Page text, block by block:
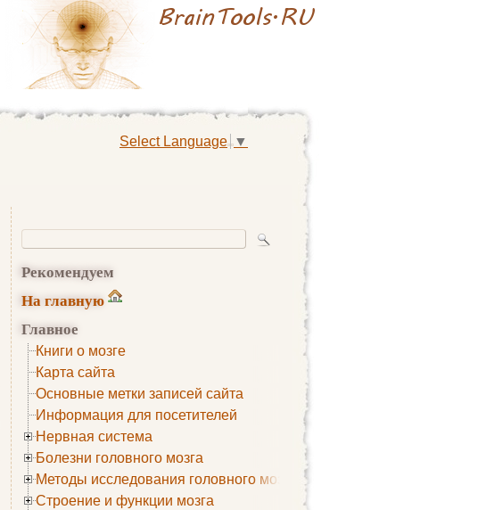
Select Language ▼
Рекомендуем
На главную
Главное
Книги о мозге
Карта сайта
Основные метки записей сайта
Информация для посетителей
Нервная система
Болезни головного мозга
Методы исследования головного мозга
Строение и функции мозга